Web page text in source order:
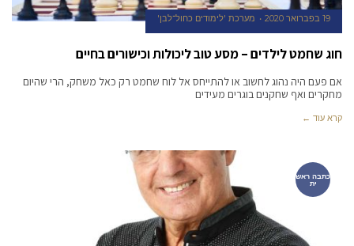
19 בפברואר 2020 מערכת 'לימודים כחול־לבן'
חוג שחמט לילדים – מסע טוב ליכולות וכישורים בחיים
אם פעם היה נהוג לחשוב או להתייחס אל לוח שחמט רק כאל משחק, הרי שהיום
מחקרים ואף שחקנים בוגרים מעידים
קרא עוד ←
כתבה ראש
ית